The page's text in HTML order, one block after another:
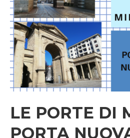
LE PORTE DI
PORTA